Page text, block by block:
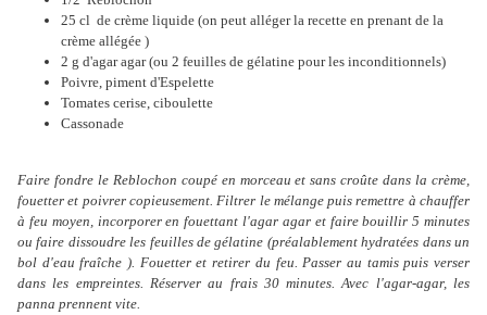
25 cl de crème liquide (on peut alléger la recette en prenant de la
crème allégée )
2 g d'agar agar (ou 2 feuilles de gélatine pour les inconditionnels)
Poivre, piment d'Espelette
Tomates cerise, ciboulette
Cassonade
Faire fondre le Reblochon coupé en morceau et sans croûte dans la crème,
fouetter et poivrer copieusement. Filtrer le mélange puis remettre à chauffer
à feu moyen, incorporer en fouettant l'agar agar et faire bouillir 5 minutes
ou faire dissoudre les feuilles de gélatine (préalablement hydratées dans un
bol d'eau fraîche ). Fouetter et retirer du feu. Passer au tamis puis verser
dans les empreintes. Réserver au frais 30 minutes. Avec l'agar-agar, les
panna prennent vite.